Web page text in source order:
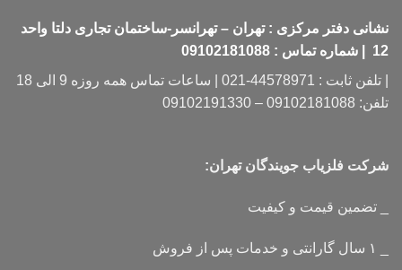
نشانی دفتر مرکزی : تهران – تهرانسر-ساختمان تجاری دلتا واحد
12 | شماره تماس : 09102181088
| تلفن ثابت : 44578971-021 | ساعات تماس همه روزه 9 الی 18
تلفن: 09102181088 – 09102191330
شرکت فلزیاب جویندگان تهران:
_ تضمین قیمت و کیفیت